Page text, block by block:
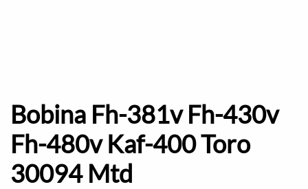
Bobina Fh-381v Fh-430v
Fh-480v Kaf-400 Toro
30094 Mtd